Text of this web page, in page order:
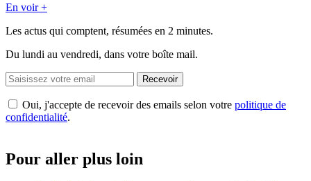
En voir +
Les actus qui comptent, résumées en 2 minutes.
Du lundi au vendredi, dans votre boîte mail.
Recevoir
Oui, j'accepte de recevoir des emails selon votre politique de
confidentialité.
Pour aller plus loin